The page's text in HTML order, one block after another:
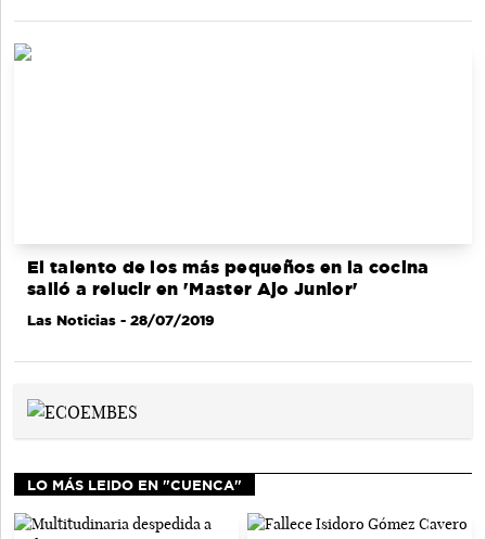
El talento de los más pequeños en la cocina
salió a relucir en 'Master Ajo Junior'
Las Noticias - 28/07/2019
LO MÁS LEIDO EN "CUENCA"